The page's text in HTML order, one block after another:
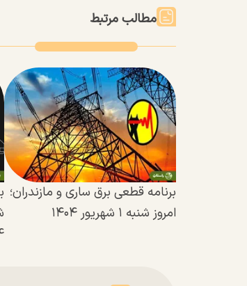
مطالب مرتبط
برنامه قطعی برق ساری و مازندران؛
امروز شنبه ۱ شهریور ۱۴۰۴